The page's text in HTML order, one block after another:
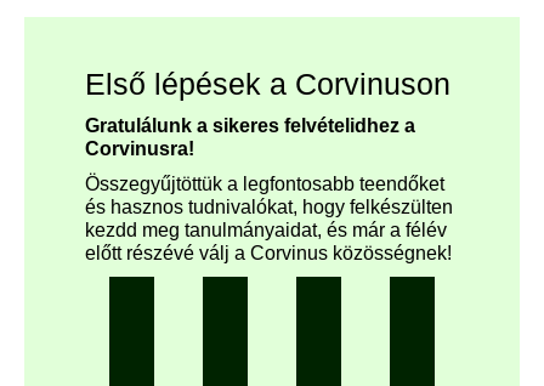
Első lépések a Corvinuson
Gratulálunk a sikeres felvételidhez a
Corvinusra!
Összegyűjtöttük a legfontosabb teendőket
és hasznos tudnivalókat, hogy felkészülten
kezdd meg tanulmányaidat, és már a félév
előtt részévé válj a Corvinus közösségnek!